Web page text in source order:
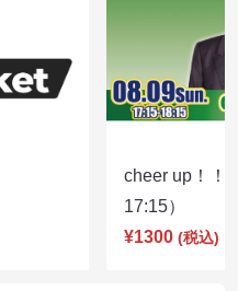
cheer up！
17:15）
¥1300 (税込)